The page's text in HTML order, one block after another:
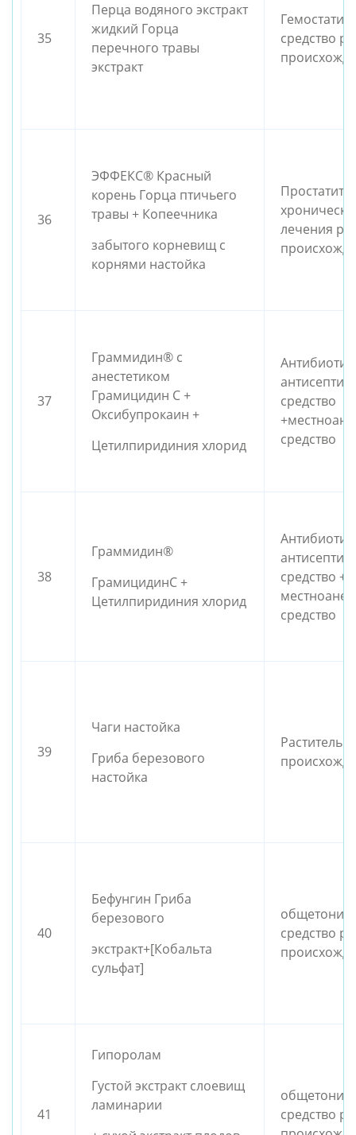
35
Перца водяного экстракт
жидкий Горца
перечного травы
экстракт
средство
36
ЭФФЕКС® Красный
корень Горца птичьего
травы + Копеечника
забытого корневищ с
корнями настойка
Простатита
лечения
37
Граммидин® с
анестетиком
Грамицидин С +
Оксибупрокаин +
Цетилпиридиния хлорид
Антибиотик
средство
средство
38
Граммидин®
ГрамицидинС +
Цетилпиридиния хлорид
Антибиотик
средство +
средство
39
Чаги настойка
Гриба березового
настойка
40
Бефунгин Гриба
березового
экстракт+[Кобальта
сульфат]
средство
41
Гипоролам
Густой экстракт слоевищ
ламинарии
средство